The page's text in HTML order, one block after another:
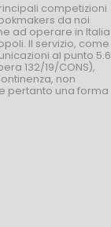
competizioni
da noi
ad operare in Italia
Il servizio, come
al punto 5.6
132/19/CONS),
non
pertanto una forma